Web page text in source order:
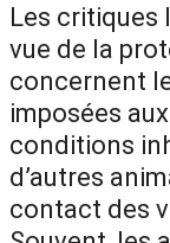
Les critiques
vue de la
concernent
imposées
conditions
d’autres
contact des